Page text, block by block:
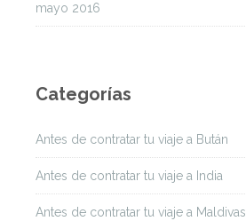
mayo 2016
Categorías
Antes de contratar tu viaje a Bután
Antes de contratar tu viaje a India
Antes de contratar tu viaje a Maldivas